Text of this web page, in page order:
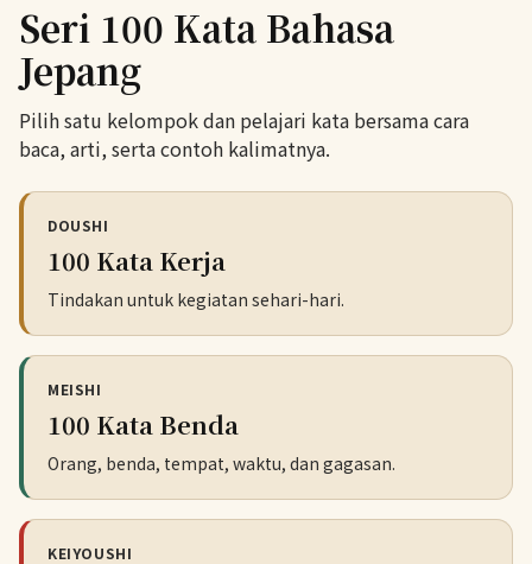
Seri 100 Kata Bahasa
Jepang
Pilih satu kelompok dan pelajari kata bersama cara
baca, arti, serta contoh kalimatnya.
DOUSHI
100 Kata Kerja
Tindakan untuk kegiatan sehari-hari.
MEISHI
100 Kata Benda
Orang, benda, tempat, waktu, dan gagasan.
KEIYOUSHI